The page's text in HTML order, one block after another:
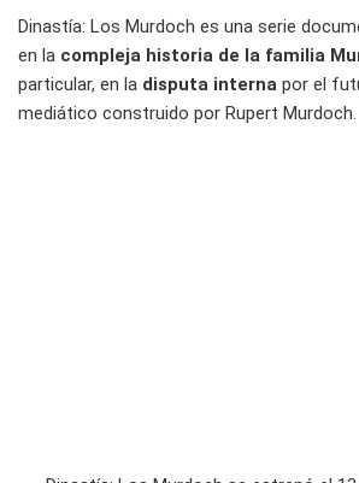
Dinastía: Los Murdoch es una serie
en la compleja historia de la familia
particular, en la disputa interna por el
mediático construido por Rupert Murdoch.